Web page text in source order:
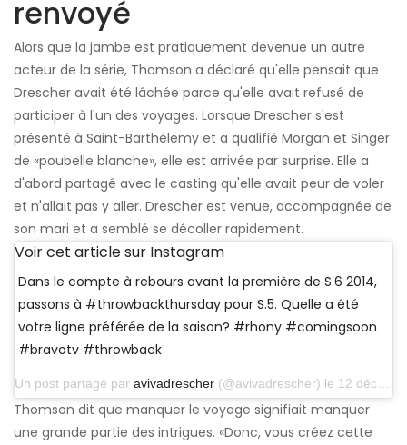
renvoyé
Alors que la jambe est pratiquement devenue un autre
acteur de la série, Thomson a déclaré qu'elle pensait que
Drescher avait été lâchée parce qu'elle avait refusé de
participer à l'un des voyages. Lorsque Drescher s'est
présenté à Saint-Barthélemy et a qualifié Morgan et Singer
de «poubelle blanche», elle est arrivée par surprise. Elle a
d'abord partagé avec le casting qu'elle avait peur de voler
et n'allait pas y aller. Drescher est venue, accompagnée de
son mari et a semblé se décoller rapidement.
Voir cet article sur Instagram
Dans le compte à rebours avant la première de S.6 2014,
passons à #throwbackthursday pour S.5. Quelle a été
votre ligne préférée de la saison? #rhony #comingsoon
#bravotv #throwback
Un post partagé par avivadrescher (@avivadrescher) le 12 décembre 2013 à 14h12 PST
Thomson dit que manquer le voyage signifiait manquer
une grande partie des intrigues. «Donc, vous créez cette